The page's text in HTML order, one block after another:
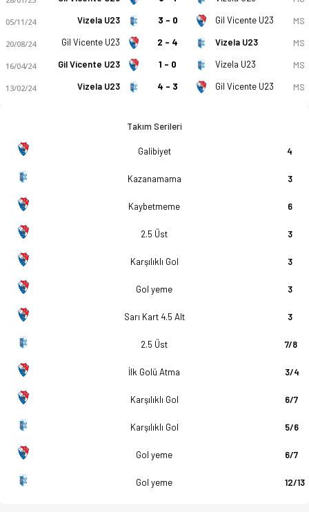
05/11/24 Vizela U23 3 - 0 Gil Vicente U23 MS
20/08/24 Gil Vicente U23 2 - 4 Vizela U23 MS
16/04/24 Gil Vicente U23 1 - 0 Vizela U23 MS
13/02/24 Vizela U23 4 - 3 Gil Vicente U23 MS
Takım Serileri
Galibiyet 4
Kazanamama 3
Kaybetmeme 6
2.5 Üst 3
Karşılıklı Gol 3
Gol yeme 3
Sarı Kart 4.5 Alt 3
2.5 Üst 7/8
İlk Golü Atma 3/4
Karşılıklı Gol 6/7
Karşılıklı Gol 5/6
Gol yeme 6/7
Gol yeme 12/13